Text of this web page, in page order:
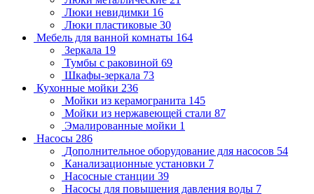
Люки невидимки 16
Люки пластиковые 30
Мебель для ванной комнаты 164
Зеркала 19
Тумбы с раковиной 69
Шкафы-зеркала 73
Кухонные мойки 236
Мойки из керамогранита 145
Мойки из нержавеющей стали 87
Эмалированные мойки 1
Насосы 286
Дополнительное оборудование для насосов 54
Канализационные установки 7
Насосные станции 39
Насосы для повышения давления воды 7